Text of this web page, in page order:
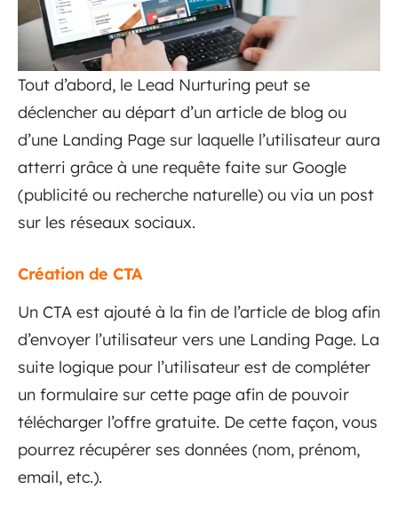
Tout d’abord, le Lead Nurturing peut se
déclencher au départ d’un article de blog ou
d’une Landing Page sur laquelle l’utilisateur aura
atterri grâce à une requête faite sur Google
(publicité ou recherche naturelle) ou via un post
sur les réseaux sociaux.
Création de CTA
Un CTA est ajouté à la fin de l’article de blog afin
d’envoyer l’utilisateur vers une Landing Page. La
suite logique pour l’utilisateur est de compléter
un formulaire sur cette page afin de pouvoir
télécharger l’offre gratuite. De cette façon, vous
pourrez récupérer ses données (nom, prénom,
email, etc.).